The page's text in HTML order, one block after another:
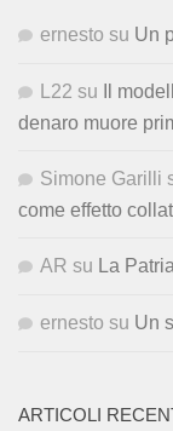
ernesto su Un
L22 su
Il
denaro muore
Simone Garilli
come effetto
AR su La
ernesto su Un
ARTICOLI